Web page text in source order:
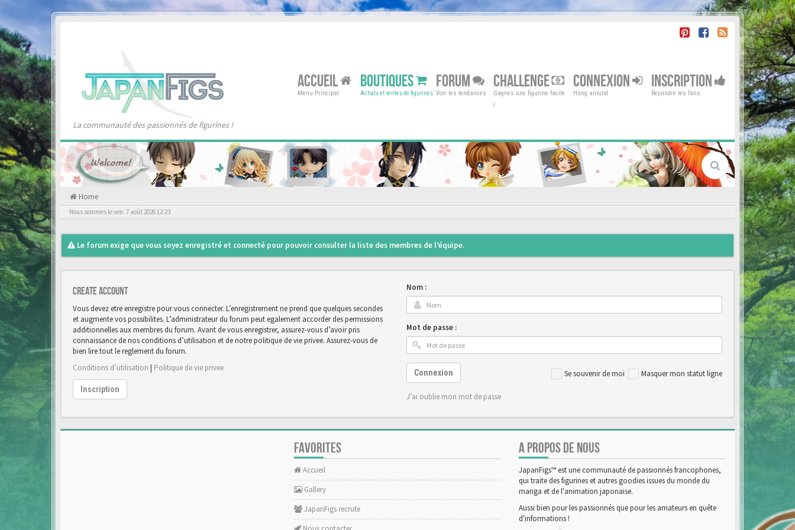
La communauté des passionnés de figurines !
ACCUEIL
Menu Principal
BOUTIQUES
Achats et ventes de figurines
FORUM
Voir les tendances
CHALLENGE
Gagnes une figurine facile
!
CONNEXION
Hang around
INSCRIPTION
Rejoindre les fans
Home
Nous sommes le ven. 7 août 2026 12:23
Le forum exige que vous soyez enregistré et connecté pour pouvoir consulter la liste des membres de l’équipe.
Create account
Vous devez etre enregistre pour vous connecter. L’enregistrement ne prend que quelques secondes
et augmente vos possibilites. L’administrateur du forum peut egalement accorder des permissions
additionnelles aux membres du forum. Avant de vous enregistrer, assurez-vous d’avoir pris
connaissance de nos conditions d’utilisation et de notre politique de vie privee. Assurez-vous de
bien lire tout le reglement du forum.
Conditions d’utilisation | Politique de vie privee
Inscription
Nom :
Mot de passe :
Se souvenir de moi Masquer mon statut ligne
Connexion
J’ai oublie mon mot de passe
FAVORITES
Accueil
Gallery
JapanFigs recrute
A PROPOS DE NOUS
JapanFigs™ est une communauté de passionnés francophones,
qui traite des figurines et autres goodies issues du monde du
manga et de l'animation japonaise.
Aussi bien pour les passionnés que pour les amateurs en quête
d'informations !